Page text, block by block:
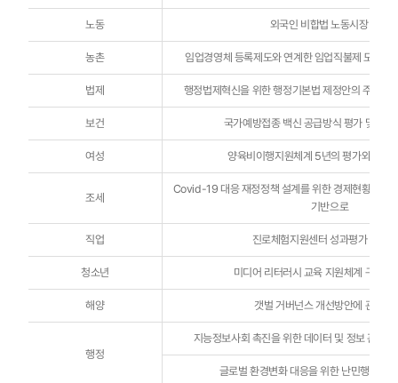
노동 외국인 비합법 노동시장 연구
농촌 임업경영체 등록제도와 연계한 임업직불제 도입방
법제 행정법제혁신을 위한 행정기본법 제정안의 주요 쟁
보건 국가예방접종 백신 공급방식 평가 및 개
여성 양육비이행지원체계 5년의 평가와 개선
조세
Covid-19 대응 재정정책 설계를 위한 경제현황 기초
기반으로
직업 진로체험지원센터 성과평가 운영
청소년 미디어 리터러시 교육 지원체계 구축
해양 갯벌 거버넌스 개선방안에 관한 연
행정
지능정보사회 촉진을 위한 데이터 및 정보 관련
글로벌 환경변화 대응을 위한 난민행정 개